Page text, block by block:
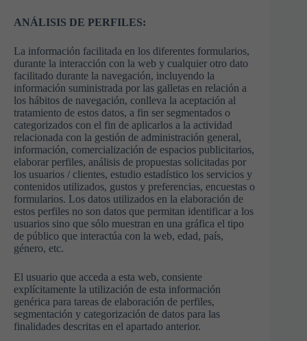
ANÁLISIS DE PERFILES:
La información facilitada en los diferentes formularios,
durante la interacción con la web y cualquier otro dato
facilitado durante la navegación, incluyendo la
información suministrada por las galletas en relación a
los hábitos de navegación, conlleva la aceptación al
tratamiento de estos datos, a fin ser segmentados o
categorizados con el fin de aplicarlos a la actividad
relacionada con la gestión de administración general,
información, comercialización de espacios publicitarios,
elaborar perfiles, análisis de propuestas solicitadas por
los usuarios / clientes, estudio estadístico los servicios y
contenidos utilizados, gustos y preferencias, encuestas o
formularios. Los datos utilizados en la elaboración de
estos perfiles no son datos que permitan identificar a los
usuarios sino que sólo muestran en una gráfica el tipo
de público que interactúa con la web, edad, país,
género, etc.
El usuario que acceda a esta web, consiente
explícitamente la utilización de esta información
genérica para tareas de elaboración de perfiles,
segmentación y categorización de datos para las
finalidades descritas en el apartado anterior.